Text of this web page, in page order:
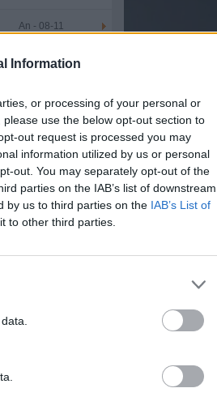
Information
or processing of your personal or
use the below opt-out section to
out request is processed you may
information utilized by us or personal
out. You may separately opt-out of the
parties on the IAB’s list of downstream
by us to third parties on the IAB’s List of
to other third parties.
An - 08-11